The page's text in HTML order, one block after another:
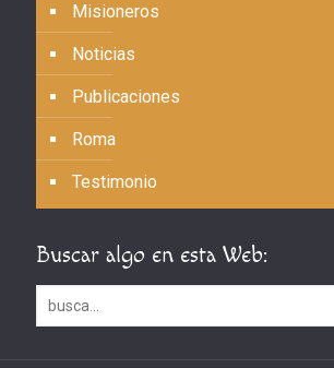
Misioneros
Noticias
Publicaciones
Roma
Testimonio
Buscar algo en esta Web: